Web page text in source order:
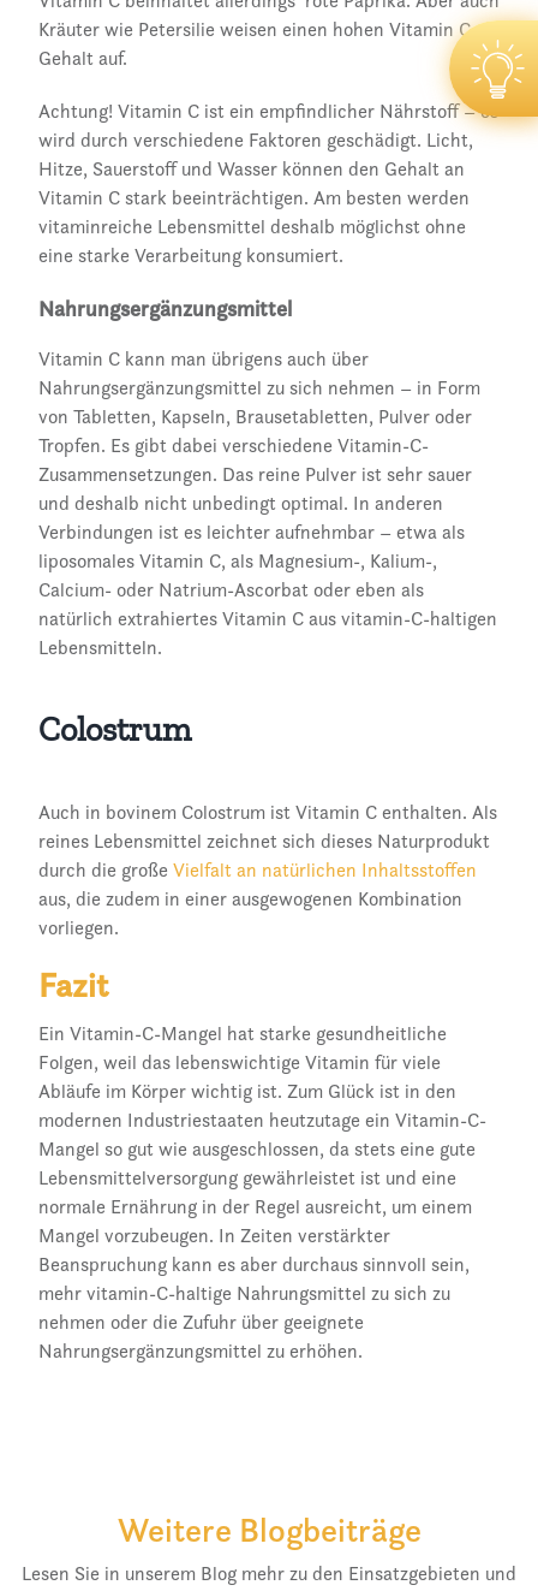
Kräuter wie Petersilie weisen einen hohen Vitamin C
Gehalt auf.
Achtung! Vitamin C ist ein empfindlicher Nährstoff – es
wird durch verschiedene Faktoren geschädigt. Licht,
Hitze, Sauerstoff und Wasser können den Gehalt an
Vitamin C stark beeinträchtigen. Am besten werden
vitaminreiche Lebensmittel deshalb möglichst ohne
eine starke Verarbeitung konsumiert.
Nahrungsergänzungsmittel
Vitamin C kann man übrigens auch über
Nahrungsergänzungsmittel zu sich nehmen – in Form
von Tabletten, Kapseln, Brausetabletten, Pulver oder
Tropfen. Es gibt dabei verschiedene Vitamin-C-
Zusammensetzungen. Das reine Pulver ist sehr sauer
und deshalb nicht unbedingt optimal. In anderen
Verbindungen ist es leichter aufnehmbar – etwa als
liposomales Vitamin C, als Magnesium-, Kalium-,
Calcium- oder Natrium-Ascorbat oder eben als
natürlich extrahiertes Vitamin C aus vitamin-C-haltigen
Lebensmitteln.
Colostrum
Auch in bovinem Colostrum ist Vitamin C enthalten. Als
reines Lebensmittel zeichnet sich dieses Naturprodukt
durch die große Vielfalt an natürlichen Inhaltsstoffen
aus, die zudem in einer ausgewogenen Kombination
vorliegen.
Fazit
Ein Vitamin-C-Mangel hat starke gesundheitliche
Folgen, weil das lebenswichtige Vitamin für viele
Abläufe im Körper wichtig ist. Zum Glück ist in den
modernen Industriestaaten heutzutage ein Vitamin-C-
Mangel so gut wie ausgeschlossen, da stets eine gute
Lebensmittelversorgung gewährleistet ist und eine
normale Ernährung in der Regel ausreicht, um einem
Mangel vorzubeugen. In Zeiten verstärkter
Beanspruchung kann es aber durchaus sinnvoll sein,
mehr vitamin-C-haltige Nahrungsmittel zu sich zu
nehmen oder die Zufuhr über geeignete
Nahrungsergänzungsmittel zu erhöhen.
Weitere Blogbeiträge
Lesen Sie in unserem Blog mehr zu den Einsatzgebieten und